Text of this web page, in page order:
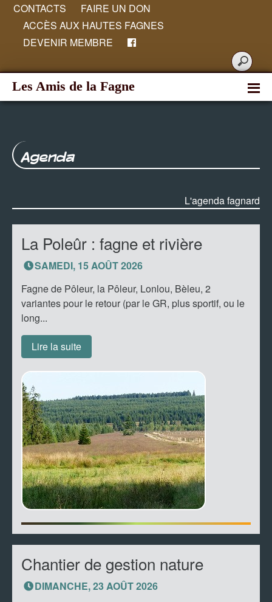
CONTACTS
FAIRE UN DON
ACCÈS AUX HAUTES FAGNES
DEVENIR MEMBRE
Les Amis de la Fagne
Agenda
L'agenda fagnard
La Poleûr : fagne et rivière
SAMEDI, 15 AOÛT 2026
Fagne de Pôleur, la Pôleur, Lonlou, Bèleu, 2
variantes pour le retour (par le GR, plus sportif, ou le
long...
Lire la suite
Chantier de gestion nature
DIMANCHE, 23 AOÛT 2026